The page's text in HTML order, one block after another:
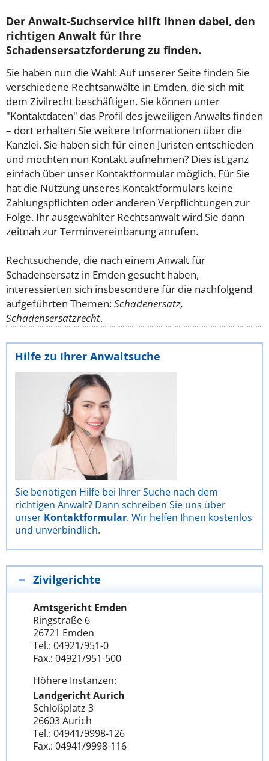
Der Anwalt-Suchservice hilft Ihnen dabei, den
richtigen Anwalt für Ihre
Schadensersatzforderung zu finden.
Sie haben nun die Wahl: Auf unserer Seite finden Sie
verschiedene Rechtsanwälte in Emden, die sich mit
dem Zivilrecht beschäftigen. Sie können unter
"Kontaktdaten" das Profil des jeweiligen Anwalts finden
– dort erhalten Sie weitere Informationen über die
Kanzlei. Sie haben sich für einen Juristen entschieden
und möchten nun Kontakt aufnehmen? Dies ist ganz
einfach über unser Kontaktformular möglich. Für Sie
hat die Nutzung unseres Kontaktformulars keine
Zahlungspflichten oder anderen Verpflichtungen zur
Folge. Ihr ausgewählter Rechtsanwalt wird Sie dann
zeitnah zur Terminvereinbarung anrufen.
Rechtsuchende, die nach einem Anwalt für
Schadensersatz in Emden gesucht haben,
interessierten sich insbesondere für die nachfolgend
aufgeführten Themen:Schadenersatz,
Schadensersatzrecht.
Hilfe zu Ihrer Anwaltsuche
Sie benötigen Hilfe bei Ihrer Suche nach dem
richtigen Anwalt? Dann schreiben Sie uns über
unser Kontaktformular. Wir helfen Ihnen kostenlos
und unverbindlich.
Zivilgerichte
Amtsgericht Emden
Ringstraße 6
26721 Emden
Tel.: 04921/951-0
Fax.: 04921/951-500
Höhere Instanzen:
Landgericht Aurich
Schloßplatz 3
26603 Aurich
Tel.: 04941/9998-126
Fax.: 04941/9998-116